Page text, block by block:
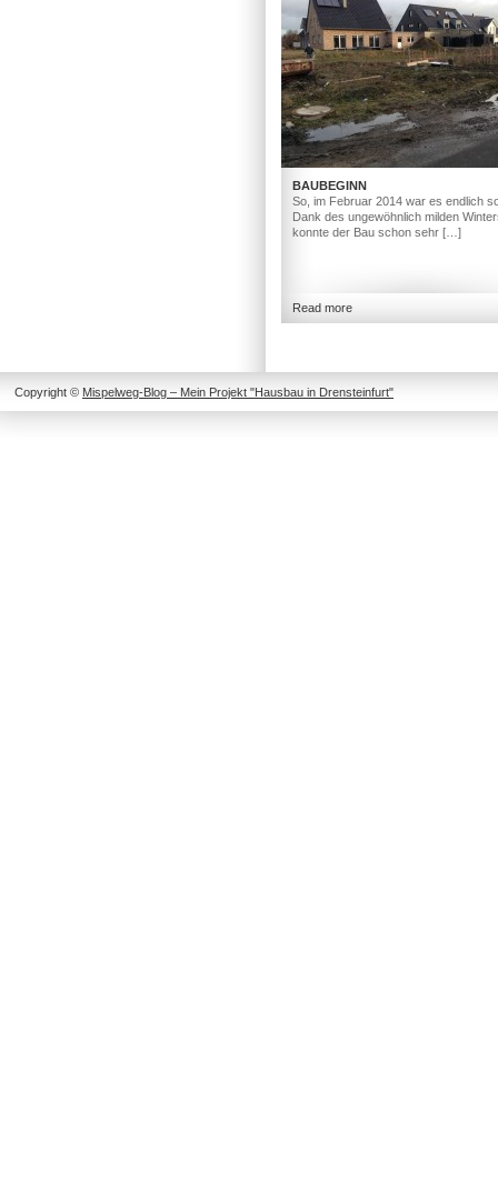
BAUBEGINN
So, im Februar 2014 war es endlich
Dank des ungewöhnlich milden
konnte der Bau schon sehr […]
Read more
Copyright © Mispelweg-Blog – Mein Projekt "Hausbau in Drensteinfurt"